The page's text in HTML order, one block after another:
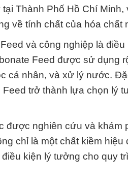
Thành Phố Hồ Chí Minh,
về tính chất của hóa chất
và công nghiệp là điều
Feed được sử dụng
cá nhân, và xử lý nước.
trở thành lựa chọn lý
được nghiên cứu và khám
chỉ là một chất kiềm hiệu
kiện lý tưởng cho quy